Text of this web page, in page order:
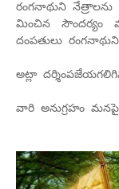
రంగనాథుని
మించిన సౌందర్యం
దంపతులు
అట్లా
వారి అనుగ్రహం